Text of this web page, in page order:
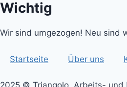
Wichtig
Wir sind umgezogen! Neu sind
Startseite Über uns
2025 © Triangolo, Arbeits- und